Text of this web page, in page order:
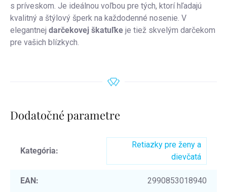
s príveskom. Je ideálnou voľbou pre tých, ktorí hľadajú
kvalitný a štýlový šperk na každodenné nosenie. V
elegantnej darčekovej škatuľke je tiež skvelým darčekom
pre vašich blízkych.
Dodatočné parametre
Kategória:
Retiazky pre ženy a
dievčatá
EAN: 2990853018940